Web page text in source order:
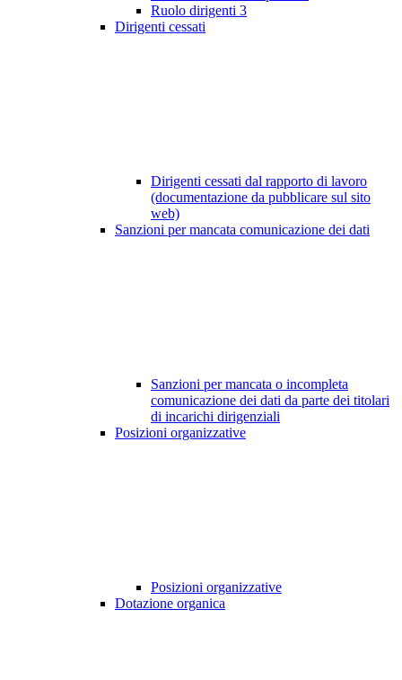
Ruolo dirigenti 3
Dirigenti cessati
Dirigenti cessati dal rapporto di lavoro
(documentazione da pubblicare sul sito
web)
Sanzioni per mancata comunicazione dei dati
Sanzioni per mancata o incompleta
comunicazione dei dati da parte dei titolari
di incarichi dirigenziali
Posizioni organizzative
Posizioni organizzative
Dotazione organica